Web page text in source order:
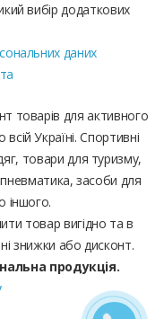
вибір додаткових
даних
товарів для активного
Україні. Спортивні
товари для туризму,
засоби для
іншого.
товар вигідно та в
знижки або дисконт.
продукція.